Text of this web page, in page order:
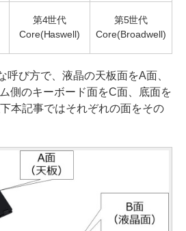
第4世代
Core(Haswell)
第5世代
Core(Broadwell)
び方で、液晶の天板面をA面、
側のキーボード面をC面、底面を
本記事ではそれぞれの面をその